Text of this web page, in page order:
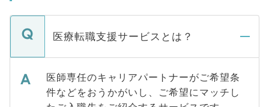
医療転職支援サービスとは？
医師専任のキャリアパートナーがご希望条
件などをおうかがいし、ご希望にマッチし